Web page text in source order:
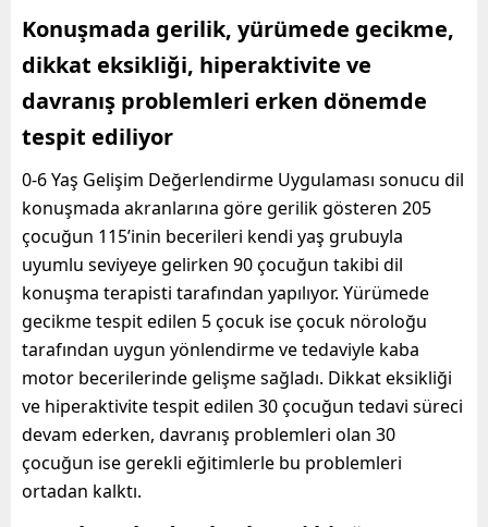
Konuşmada gerilik, yürümede gecikme,
dikkat eksikliği, hiperaktivite ve
davranış problemleri erken dönemde
tespit ediliyor
0-6 Yaş Gelişim Değerlendirme Uygulaması sonucu dil
konuşmada akranlarına göre gerilik gösteren 205
çocuğun 115’inin becerileri kendi yaş grubuyla
uyumlu seviyeye gelirken 90 çocuğun takibi dil
konuşma terapisti tarafından yapılıyor. Yürümede
gecikme tespit edilen 5 çocuk ise çocuk nöroloğu
tarafından uygun yönlendirme ve tedaviyle kaba
motor becerilerinde gelişme sağladı. Dikkat eksikliği
ve hiperaktivite tespit edilen 30 çocuğun tedavi süreci
devam ederken, davranış problemleri olan 30
çocuğun ise gerekli eğitimlerle bu problemleri
ortadan kalktı.